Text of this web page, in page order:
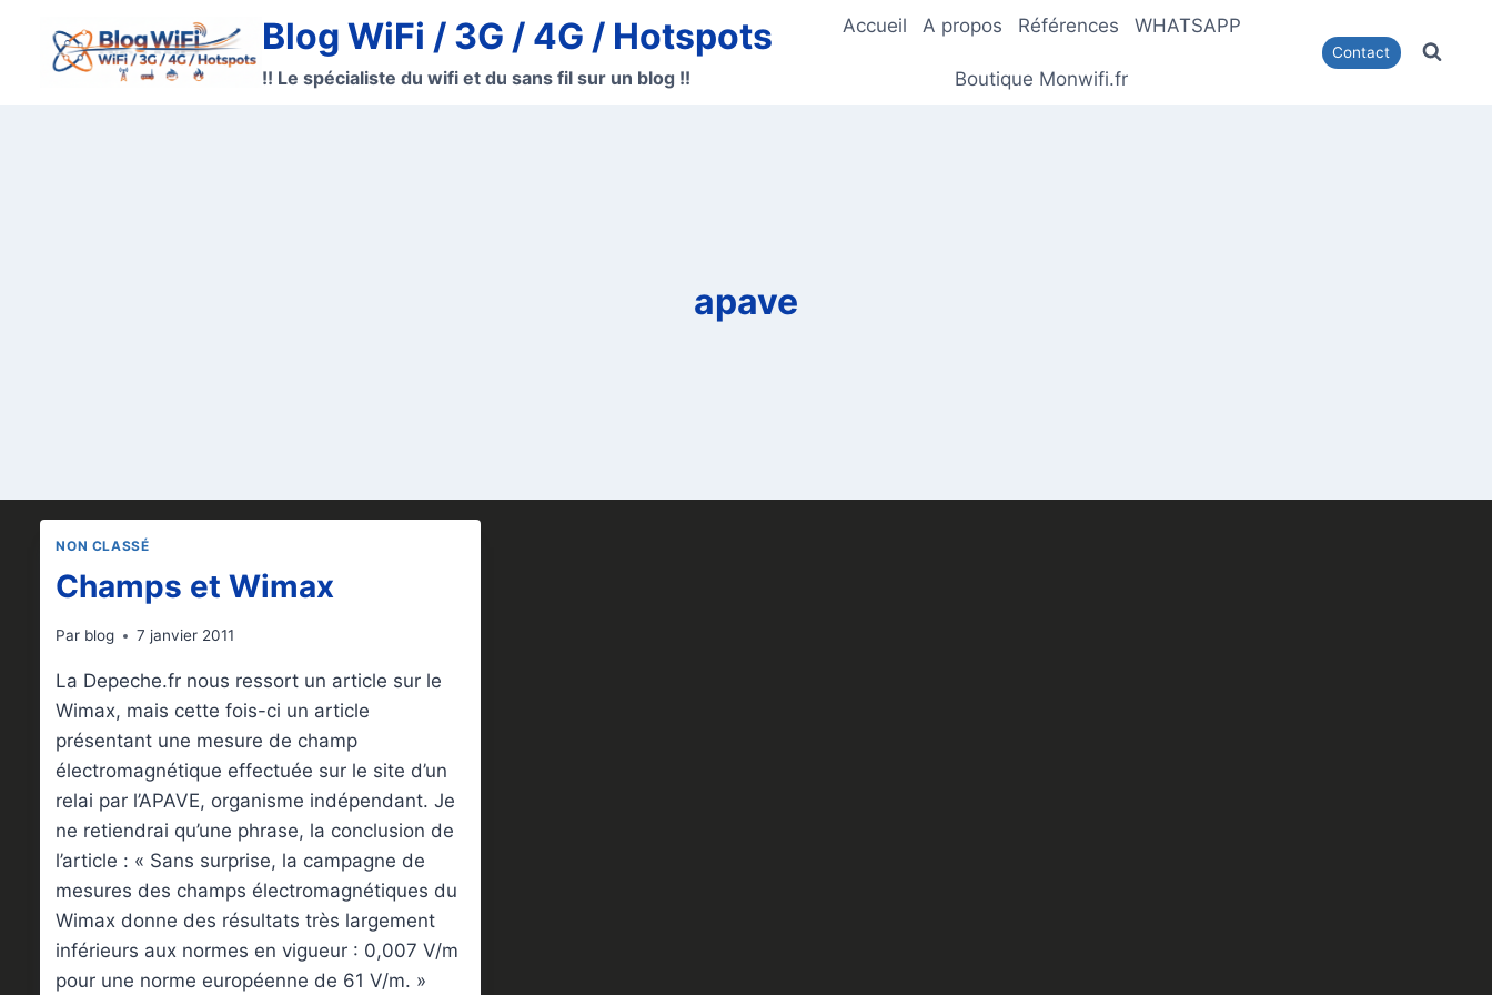
contenu
Blog WiFi / 3G / 4G / Hotspots
!! Le spécialiste du wifi et du sans fil sur un blog !!
Accueil A propos Références WHATSAPP
Boutique Monwifi.fr
Contact
apave
NON CLASSÉ
Champs et Wimax
Par blog 7 janvier 2011
La Depeche.fr nous ressort un article sur le
Wimax, mais cette fois-ci un article
présentant une mesure de champ
électromagnétique effectuée sur le site d’un
relai par l’APAVE, organisme indépendant. Je
ne retiendrai qu’une phrase, la conclusion de
l’article : « Sans surprise, la campagne de
mesures des champs électromagnétiques du
Wimax donne des résultats très largement
inférieurs aux normes en vigueur : 0,007 V/m
pour une norme européenne de 61 V/m. »